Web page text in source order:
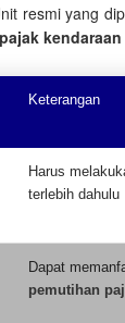
resmi yang
kendaraan
Keterangan
Harus
terlebih dahulu
Dapat
pemutihan